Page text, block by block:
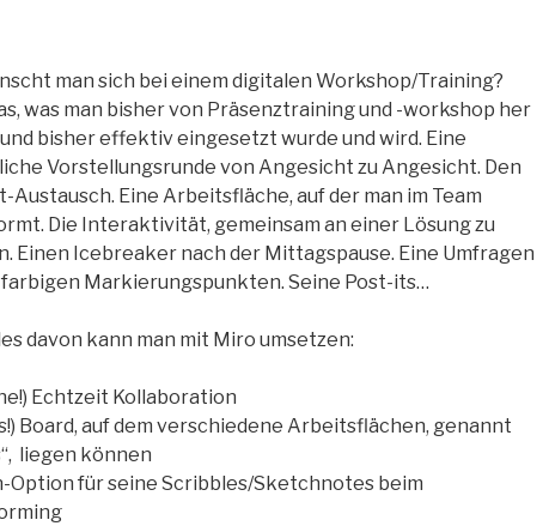
man sich bei einem digitalen Workshop/Training?
was man bisher von Präsenztraining und -workshop her
bisher effektiv eingesetzt wurde und wird. Eine
Vorstellungsrunde von Angesicht zu Angesicht. Den
Austausch. Eine Arbeitsfläche, auf der man im Team
Die Interaktivität, gemeinsam an einer Lösung zu
Einen Icebreaker nach der Mittagspause. Eine Umfragen
Markierungspunkten. Seine Post-its…
davon kann man mit Miro umsetzen:
Echtzeit Kollaboration
Board, auf dem verschiedene Arbeitsflächen, genannt
liegen können
Option für seine Scribbles/Sketchnotes beim